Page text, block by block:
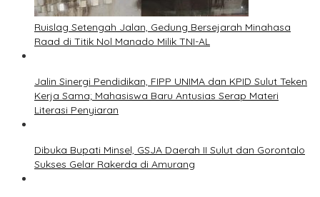
Ruislag Setengah Jalan, Gedung Bersejarah Minahasa
Raad di Titik Nol Manado Milik TNI-AL
Jalin Sinergi Pendidikan, FIPP UNIMA dan KPID Sulut Teken
Kerja Sama; Mahasiswa Baru Antusias Serap Materi
Literasi Penyiaran
Dibuka Bupati Minsel, GSJA Daerah II Sulut dan Gorontalo
Sukses Gelar Rakerda di Amurang